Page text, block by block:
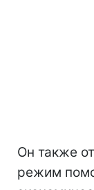
Он также
режим